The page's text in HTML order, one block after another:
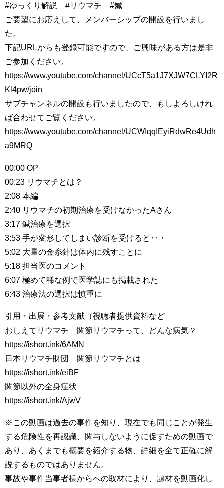
#ゆっくり解説 #リウマチ #鍼
ご要望にお応えして、メンバーシップの開設を行いまし
た。
下記URLからも登録可能ですので、ご興味がある方は是非
ご参加ください。
https://www.youtube.com/channel/UCcT5a1J7XJW7CLYI2R
Kl4pw/join
サブチャンネルの開設も行いましたので、もしよろしけれ
ば合わせてご覧ください。
https://www.youtube.com/channel/UCWIqqIEyiRdwRe4Udh
a9MRQ
00:00 OP
00:23 リウマチとは？
2:08 本編
2:40 リウマチの初期治療を受けなかったAさん
3:17 鍼治療を選択
3:53 手が変形してしまい診断を受けると‥・
5:02 大量の金糸針は体内に残すことに
5:18 担当医のコメント
6:07 極めて稀な例で医学誌にも掲載された
6:43 治療法の選択は慎重に
引用・出展・参考文献（視聴者提供資料など
おしえてリウマチ 関節リウマチって、どんな病気？
https://ishort.ink/6AMN
日本リウマチ財団 関節リウマチとは
https://ishort.ink/eiBF
関節以外の全身症状
https://ishort.ink/AjwV
※この動画は過去の事件を知り、現在でも同じことが発生
する危険性を再認識、関与しないように促すための動画で
あり、あくまでも概要を紹介する物、詳細を全て正確に解
説するものではありません。
事故や事件当事者様からへの取材により、題材を動画化し